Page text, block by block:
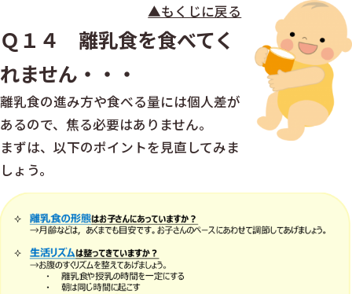
▲もくじに戻る
Ｑ１４ 離乳食を食べてく
れません・・・
離乳食の進み方や食べる量には個人差が
あるので、焦る必要はありません。
まずは、以下のポイントを見直してみま
しょう。